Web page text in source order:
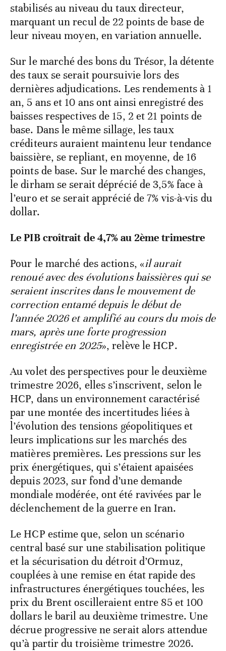
stabilisés au niveau du taux directeur,
marquant un recul de 22 points de base de
leur niveau moyen, en variation annuelle.
Sur le marché des bons du Trésor, la détente
des taux se serait poursuivie lors des
dernières adjudications. Les rendements à 1
an, 5 ans et 10 ans ont ainsi enregistré des
baisses respectives de 15, 2 et 21 points de
base. Dans le même sillage, les taux
créditeurs auraient maintenu leur tendance
baissière, se repliant, en moyenne, de 16
points de base. Sur le marché des changes,
le dirham se serait déprécié de 3,5% face à
l’euro et se serait apprécié de 7% vis-à-vis du
dollar.
Le PIB croîtrait de 4,7% au 2ème trimestre
Pour le marché des actions, «il aurait
renoué avec des évolutions baissières qui se
seraient inscrites dans le mouvement de
correction entamé depuis le début de
l’année 2026 et amplifié au cours du mois de
mars, après une forte progression
enregistrée en 2025», relève le HCP.
Au volet des perspectives pour le deuxième
trimestre 2026, elles s’inscrivent, selon le
HCP, dans un environnement caractérisé
par une montée des incertitudes liées à
l’évolution des tensions géopolitiques et
leurs implications sur les marchés des
matières premières. Les pressions sur les
prix énergétiques, qui s’étaient apaisées
depuis 2023, sur fond d’une demande
mondiale modérée, ont été ravivées par le
déclenchement de la guerre en Iran.
Le HCP estime que, selon un scénario
central basé sur une stabilisation politique
et la sécurisation du détroit d’Ormuz,
couplées à une remise en état rapide des
infrastructures énergétiques touchées, les
prix du Brent oscilleraient entre 85 et 100
dollars le baril au deuxième trimestre. Une
décrue progressive ne serait alors attendue
qu’à partir du troisième trimestre 2026.